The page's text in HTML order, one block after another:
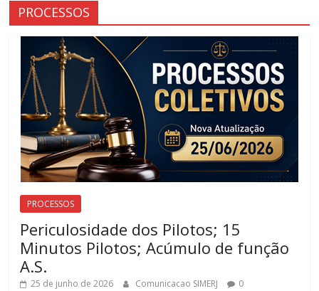
PROCESSOS
PROCESSOS
Periculosidade dos Pilotos; 15
Minutos Pilotos; Acúmulo de função
A.S.
25 de junho de 2026 Comunicacao SIMERJ 0